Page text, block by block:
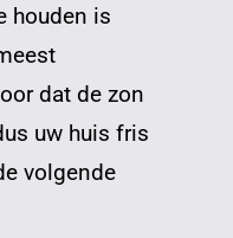
houden is
dat de zon
uw huis fris
volgende